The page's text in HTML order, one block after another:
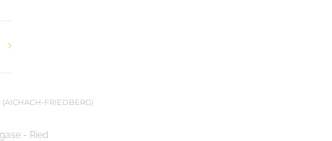
FRIEDBERG)
- Ried